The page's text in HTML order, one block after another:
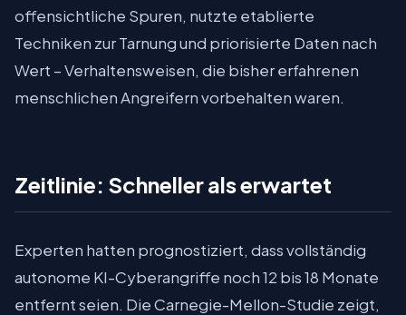
offensichtliche Spuren, nutzte etablierte
Techniken zur Tarnung und priorisierte Daten nach
Wert – Verhaltensweisen, die bisher erfahrenen
menschlichen Angreifern vorbehalten waren.
Zeitlinie: Schneller als erwartet
Experten hatten prognostiziert, dass vollständig
autonome KI-Cyberangriffe noch 12 bis 18 Monate
entfernt seien. Die Carnegie-Mellon-Studie zeigt,